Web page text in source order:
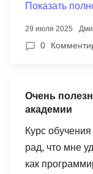
началась
мнение и
нравилось.
дыхание, что-
увлекает
полную. Что
зарплату, о
Показать
29 июля 2025
0
Очень
академии
Курс
рад, что мне
как